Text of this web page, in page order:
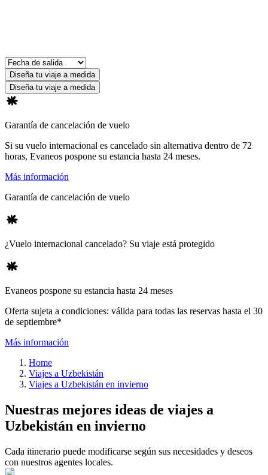
Diseña tu viaje a medida
Diseña tu viaje a medida
Garantía de cancelación de vuelo
Si su vuelo internacional es cancelado sin alternativa dentro de 72
horas, Evaneos pospone su estancia hasta 24 meses.
Más información
Garantía de cancelación de vuelo
¿Vuelo internacional cancelado? Su viaje está protegido
Evaneos pospone su estancia hasta 24 meses
Oferta sujeta a condiciones: válida para todas las reservas hasta el 30
de septiembre*
Más información
Home
Viajes a Uzbekistán
Viajes a Uzbekistán en invierno
Nuestras mejores ideas de viajes a
Uzbekistán en invierno
Cada itinerario puede modificarse según sus necesidades y deseos
con nuestros agentes locales.